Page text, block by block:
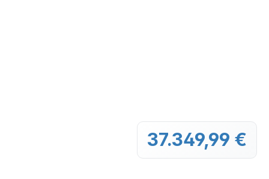
37.349,99 €